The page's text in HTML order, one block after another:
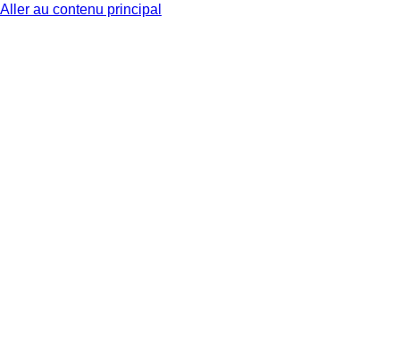
Aller au contenu principal